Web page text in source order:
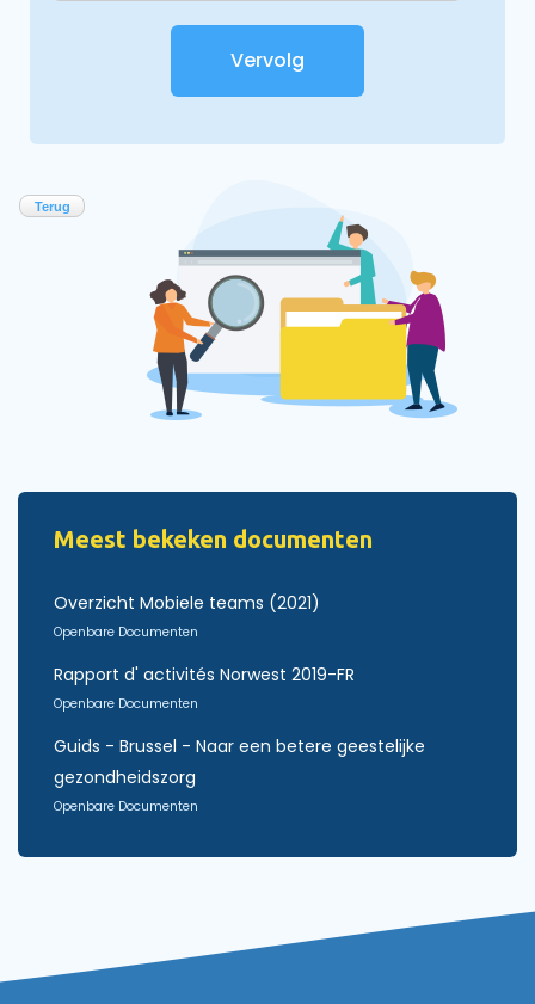
Terug
Meest bekeken documenten
Overzicht Mobiele teams (2021)
Openbare Documenten
Rapport d' activités Norwest 2019-FR
Openbare Documenten
Guids - Brussel - Naar een betere geestelijke
gezondheidszorg
Openbare Documenten